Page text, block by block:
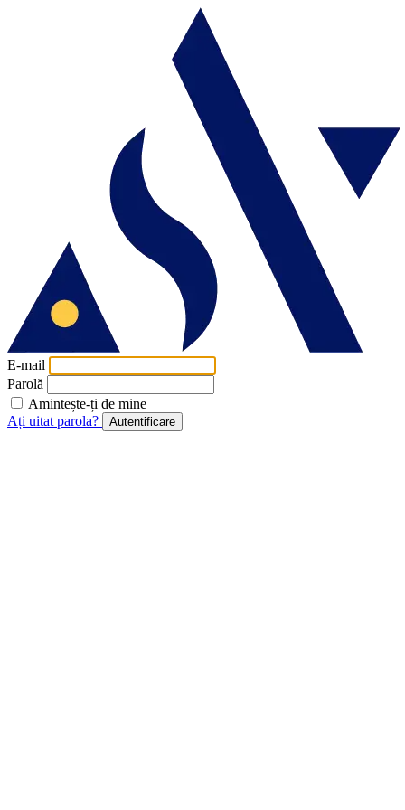
E-mail
Parolă
Amintește-ți de mine
Ați uitat parola?
Autentificare